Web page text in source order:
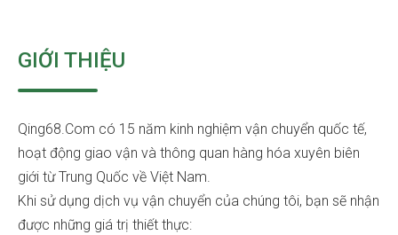
GIỚI THIỆU
Qing68.Com có 15 năm kinh nghiệm vận chuyển quốc tế,
hoạt động giao vận và thông quan hàng hóa xuyên biên
giới từ Trung Quốc về Việt Nam.
Khi sử dụng dịch vụ vận chuyển của chúng tôi, bạn sẽ nhận
được những giá trị thiết thực: